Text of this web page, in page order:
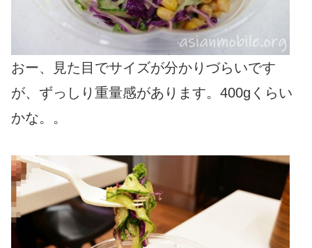
おー、見た目でサイズが分かりづらいです
が、ずっしり重量感があります。400gくらい
かな。。